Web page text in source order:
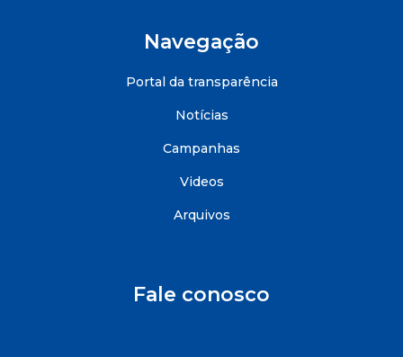
Navegação
Portal da transparência
Notícias
Campanhas
Videos
Arquivos
Fale conosco